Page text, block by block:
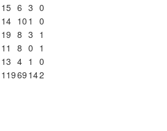
15 6 3 0
14 10 1
0
19 8 3 1
11 8 0 1
13 4 1
0
11969 142